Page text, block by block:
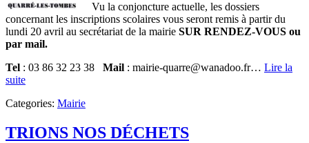
Vu la conjoncture actuelle, les dossiers
concernant les inscriptions scolaires vous seront remis à partir du
lundi 20 avril au secrétariat de la mairie SUR RENDEZ-VOUS ou
par mail.
Tel : 03 86 32 23 38 Mail : mairie-quarre@wanadoo.fr… Lire la
suite
Categories: Mairie
TRIONS NOS DÉCHETS